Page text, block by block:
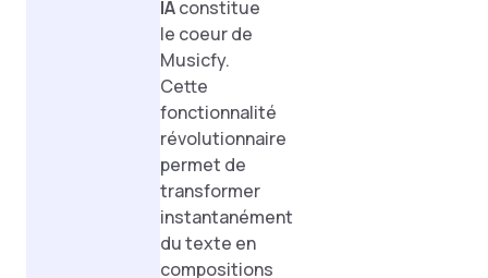
IAconstitue
le coeur de
Musicfy.
Cette
fonctionnalité
révolutionnaire
permet de
transformer
instantanément
du texte en
compositions